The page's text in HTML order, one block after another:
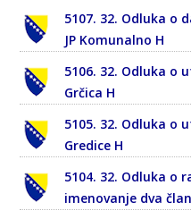
5107. 32. Odluka o
JP Komunalno H
5106. 32. Odluka o
Grčica H
5105. 32. Odluka o
Gredice H
5104. 32. Odluka o
imenovanje dva